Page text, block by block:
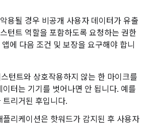
용될 경우 비공개 사용자 데이터가 유출
턴트 역할을 포함하도록 요청하는 권한
에 다음 조건 및 보장을 요구해야 합니
턴트와 상호작용하지 않는 한 마이크를
이터는 기기를 벗어나면 안 됩니다. 예를
트리거된 후입니다.
플리케이션은 핫워드가 감지된 후 사용자